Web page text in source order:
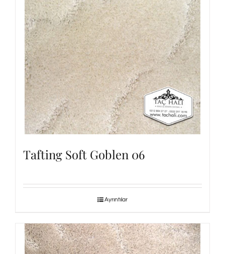
Tafting Soft Goblen 06
Ayrıntılar